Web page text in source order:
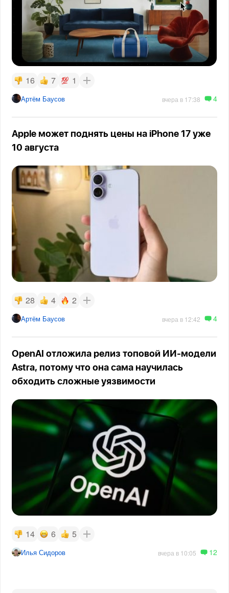
16 7 1
Артём Баусов вчера в 17:38 4
Apple может поднять цены на iPhone 17 уже
10 августа
28 4 2
Артём Баусов вчера в 12:42 4
OpenAI отложила релиз топовой ИИ-модели
Astra, потому что она сама научилась
обходить сложные уязвимости
14 6 5
Илья Сидоров вчера в 10:05 12